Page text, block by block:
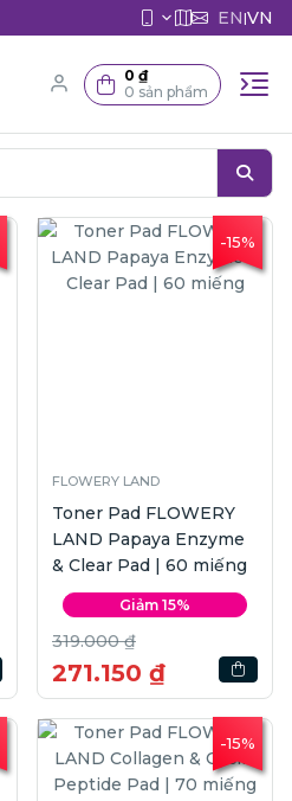
EN|VN
0 ₫
0 sản phẩm
-15%
FLOWERY LAND
Toner Pad FLOWERY
LAND Papaya Enzyme
& Clear Pad | 60 miếng
Giảm 15%
319.000 ₫
271.150 ₫
-15%